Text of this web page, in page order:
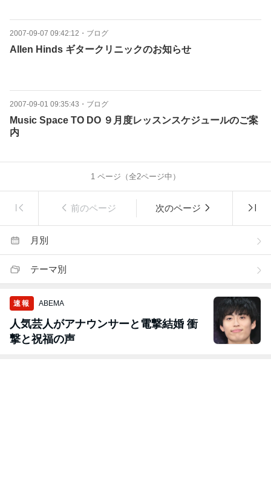
2007-09-07 09:42:12 ・ ブログ
Allen Hinds ギタークリニックのお知らせ
2007-09-01 09:35:43 ・ ブログ
Music Space TO DO ９月度レッスンスケジュールのご案
内
1 ページ（全2ページ中）
前のページ 次のページ
月別
テーマ別
速報 ABEMA
人気芸人がアナウンサーと電撃結婚 衝
撃と祝福の声